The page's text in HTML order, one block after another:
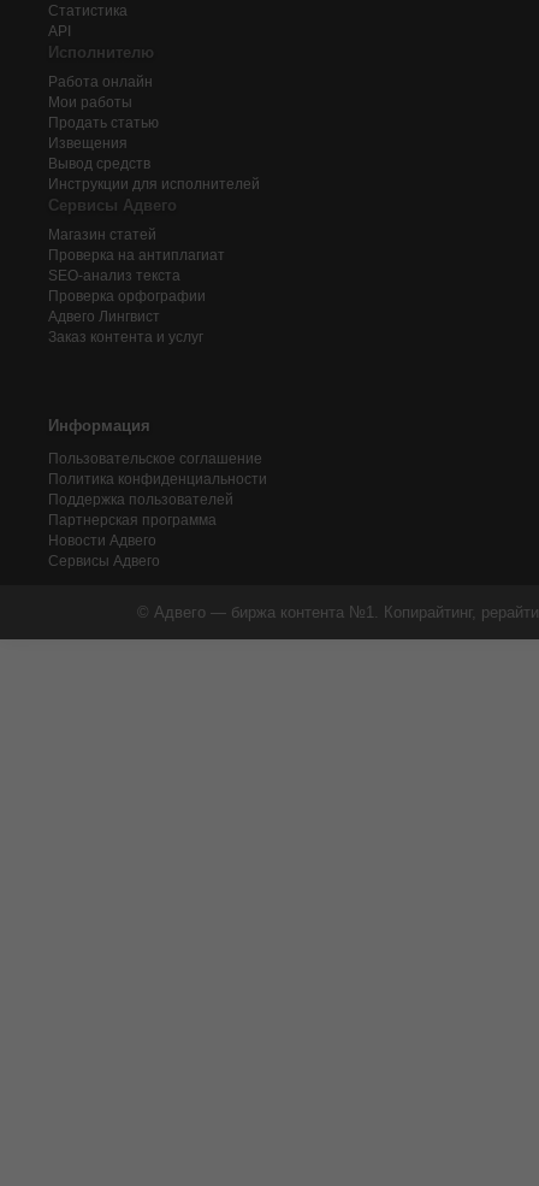
Статистика
API
Исполнителю
Работа онлайн
Мои работы
Продать статью
Извещения
Вывод средств
Инструкции для исполнителей
Сервисы Адвего
Магазин статей
Проверка на антиплагиат
SEO-анализ текста
Проверка орфографии
Адвего Лингвист
Заказ контента и услуг
Информация
Пользовательское соглашение
Политика конфиденциальности
Поддержка пользователей
Партнерская программа
Новости Адвего
Сервисы Адвего
© Адвего — биржа контента №1. Копирайтинг,